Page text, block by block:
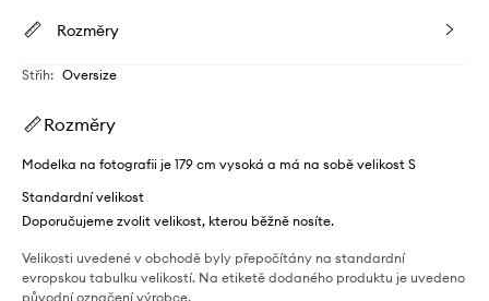
Rozměry
Střih: Oversize
Rozměry
Modelka na fotografii je 179 cm vysoká a má na sobě velikost S
Standardní velikost
Doporučujeme zvolit velikost, kterou běžně nosíte.
Velikosti uvedené v obchodě byly přepočítány na standardní
evropskou tabulku velikostí. Na etiketě dodaného produktu je uvedeno
původní označení výrobce.